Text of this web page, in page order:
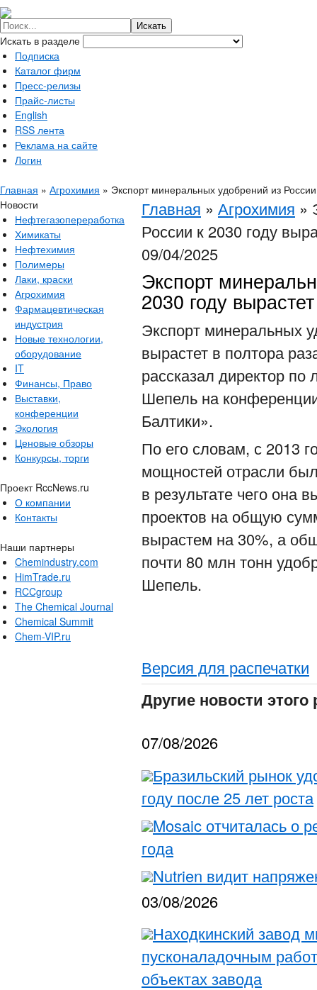
Искать в разделе
Подписка
Каталог фирм
Пресс-релизы
Прайс-листы
English
RSS лента
Реклама на сайте
Логин
Главная » Агрохимия » Экспорт минеральных удобрений из
Новости
Нефтегазопереработка
Химикаты
Нефтехимия
Полимеры
Лаки, краски
Агрохимия
Фармацевтическая
индустрия
Новые технологии,
оборудование
IT
Финансы, Право
Выставки,
конференции
Экология
Ценовые обзоры
Конкурсы, торги
Проект RccNews.ru
О компании
Контакты
Наши партнеры
Chemindustry.com
HimTrade.ru
RCCgroup
The Chemical Journal
Chemical Summit
Chem-VIP.ru
Главная » Агрохимия »
России к 2030 году
09/04/2025
Экспорт
2030 году
Экспорт минеральных
вырастет в полтора
рассказал директор
Шепель на
Балтики».
По его словам, с 2013
мощностей отрасли
в результате чего она
проектов на общую
вырастем на 30%, а
почти 80 млн тонн
Шепель.
Версия для распечатки
Другие новости этого
07/08/2026
Бразильский рынок
году после 25 лет роста
Mosaic отчиталась о
года
Nutrien видит
03/08/2026
Находкинский завод
пусконаладочным
объектах завода